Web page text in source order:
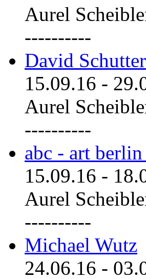
Aurel
----------
David Schutter
15.09.16 -
Aurel
----------
abc - art
15.09.16 -
Aurel
----------
Michael Wutz
24.06.16 -